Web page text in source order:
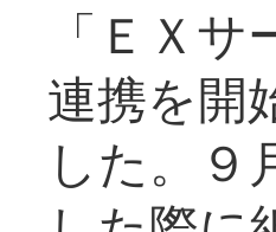
「ＥＸ
連携を開
した。９